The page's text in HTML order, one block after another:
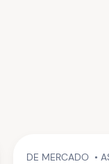
DE MERCADO •